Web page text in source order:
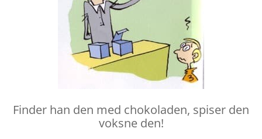
Finder han den med chokoladen, spiser den
voksne den!